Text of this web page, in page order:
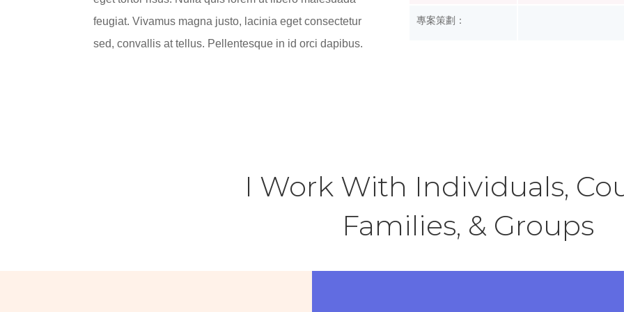
feugiat. Vivamus magna justo, lacinia eget consectetur
sed, convallis at tellus. Pellentesque in id orci dapibus.
專案策劃：
I Work With Individuals,
Families, & Groups